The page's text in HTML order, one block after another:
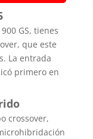
GS, tienes
que este
La entrada
primero en
crossover,